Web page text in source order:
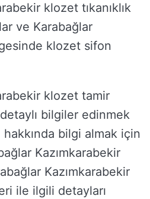
klozet tıkanıklık
ve Karabağlar
klozet sifon
klozet tamir
bilgiler edinmek
bilgi almak için
Kazımkarabekir
Kazımkarabekir
ile ilgili detayları